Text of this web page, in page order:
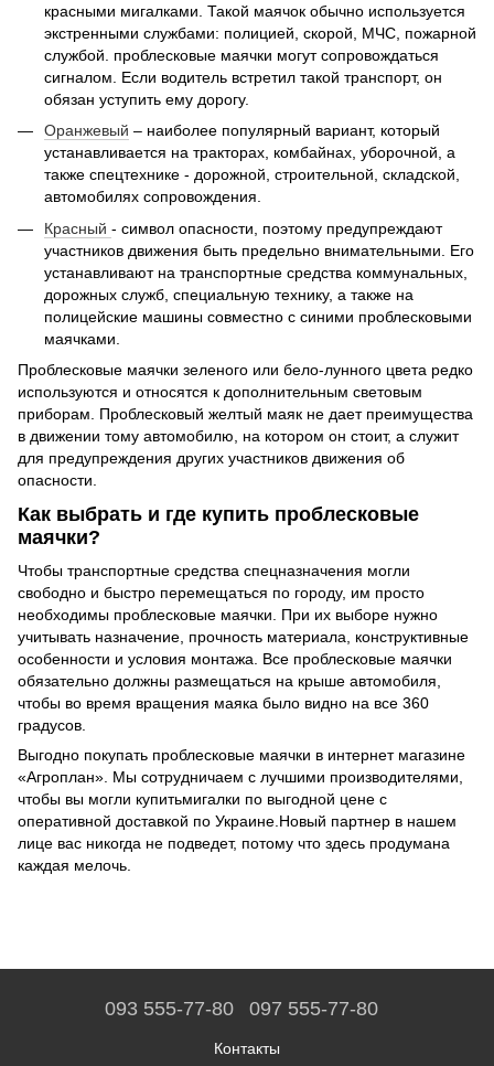
красными мигалками. Такой маячок обычно используется
экстренными службами: полицией, скорой, МЧС, пожарной
службой. проблесковые маячки могут сопровождаться
сигналом. Если водитель встретил такой транспорт, он
обязан уступить ему дорогу.
Оранжевый – наиболее популярный вариант, который
устанавливается на тракторах, комбайнах, уборочной, а
также спецтехнике - дорожной, строительной, складской,
автомобилях сопровождения.
Красный - символ опасности, поэтому предупреждают
участников движения быть предельно внимательными. Его
устанавливают на транспортные средства коммунальных,
дорожных служб, специальную технику, а также на
полицейские машины совместно с синими проблесковыми
маячками.
Проблесковые маячки зеленого или бело-лунного цвета редко
используются и относятся к дополнительным световым
приборам. Проблесковый желтый маяк не дает преимущества
в движении тому автомобилю, на котором он стоит, а служит
для предупреждения других участников движения об
опасности.
Как выбрать и где купить проблесковые
маячки?
Чтобы транспортные средства спецназначения могли
свободно и быстро перемещаться по городу, им просто
необходимы проблесковые маячки. При их выборе нужно
учитывать назначение, прочность материала, конструктивные
особенности и условия монтажа. Все проблесковые маячки
обязательно должны размещаться на крыше автомобиля,
чтобы во время вращения маяка было видно на все 360
градусов.
Выгодно покупать проблесковые маячки в интернет магазине
«Агроплан». Мы сотрудничаем с лучшими производителями,
чтобы вы могли купитьмигалки по выгодной цене с
оперативной доставкой по Украине.Новый партнер в нашем
лице вас никогда не подведет, потому что здесь продумана
каждая мелочь.
093 555-77-80 097 555-77-80
Контакты